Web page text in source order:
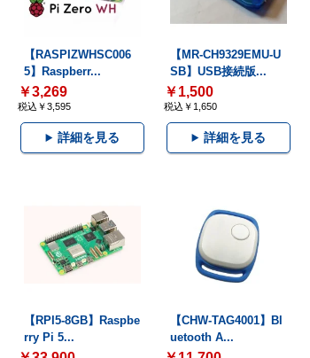
【RASPIZWHSC006
5】Raspberr...
￥3,269
税込￥3,595
詳細を見る
【MR-CH9329EMU-U
SB】USB接続版...
￥1,500
税込￥1,650
詳細を見る
【RPI5-8GB】Raspbe
rry Pi 5...
【CHW-TAG4001】Bl
uetooth A...